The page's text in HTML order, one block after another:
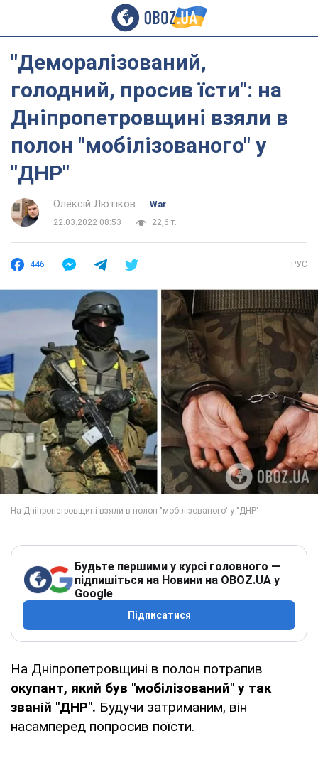
"Деморалізований,
голодний, просив їсти": на
Дніпропетровщині взяли в
полон "мобілізованого" у
"ДНР"
Олексій Лютіков
War
22.03.2022 08:53
22,6 т.
446 РУС
Будьте першими у курсі головного —
підпишіться на Новини на OBOZ.UA у
Google
Підписатися
На Дніпропетровщині в полон потрапив
окупант, який був "мобілізований" у так
званій "ДНР". Будучи затриманим, він
насамперед попросив поїсти.